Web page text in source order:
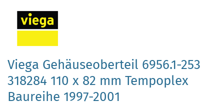
Viega Gehäuseoberteil 6956.1-253
318284 110 x 82 mm Tempoplex
Baureihe 1997-2001